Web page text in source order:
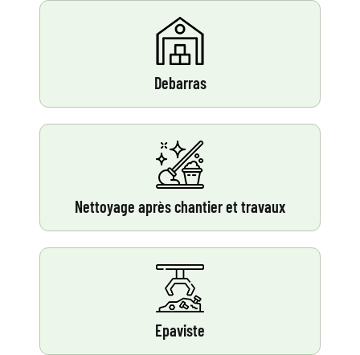
Debarras
Nettoyage après chantier et travaux
Epaviste